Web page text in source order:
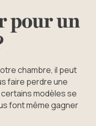
pour un
chambre, il peut
faire perdre une
modèles se
font même gagner